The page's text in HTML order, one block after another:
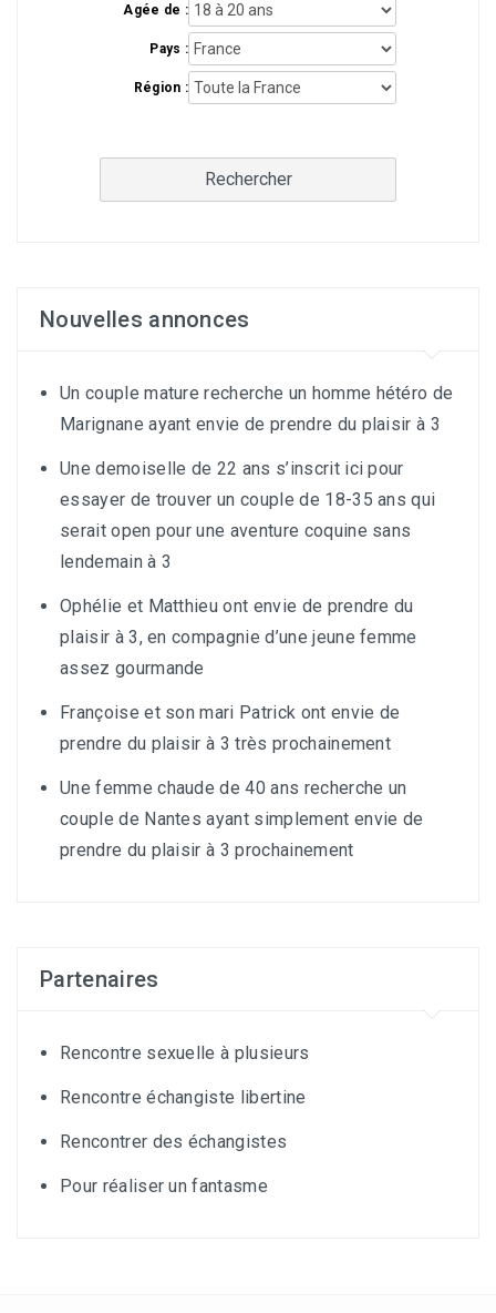
Agée de :
Pays :
Région :
Rechercher
Nouvelles annonces
Un couple mature recherche un homme hétéro de
Marignane ayant envie de prendre du plaisir à 3
Une demoiselle de 22 ans s’inscrit ici pour
essayer de trouver un couple de 18-35 ans qui
serait open pour une aventure coquine sans
lendemain à 3
Ophélie et Matthieu ont envie de prendre du
plaisir à 3, en compagnie d’une jeune femme
assez gourmande
Françoise et son mari Patrick ont envie de
prendre du plaisir à 3 très prochainement
Une femme chaude de 40 ans recherche un
couple de Nantes ayant simplement envie de
prendre du plaisir à 3 prochainement
Partenaires
Rencontre sexuelle à plusieurs
Rencontre échangiste libertine
Rencontrer des échangistes
Pour réaliser un fantasme